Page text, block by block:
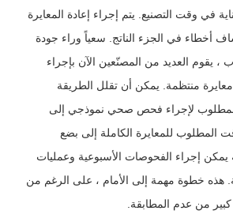
في وقت التصنيع. يتم إجراء إعادة المعايرة
أخطاء في الجزء الناتج. سعياً وراء جودة
، يقوم العديد من المصنّعين الآن بإجراء
منتظمة. يمكن أن تقلل الطريقة
لإجراء فحص صحي نموذجي إلى
والوقت المطلوب للمعايرة الكاملة إلى بضع
يمكن إجراء الفحوصات الأسبوعية وعمليات
هذه خطوة مهمة إلى الأمام ، على الرغم من
من عدم المطابقة.